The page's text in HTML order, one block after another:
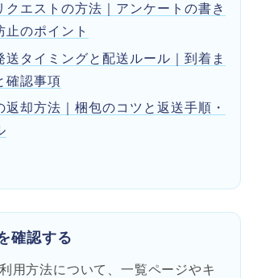
クエストの方法｜アンケートの書き
止のポイント
送タイミングと配送ルール｜到着ま
確認事項
返却方法｜梱包のコツと返送手順・
確認する
用方法について、一覧ページやキ